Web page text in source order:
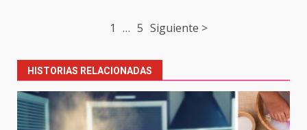
1 … 5 Siguiente >
HISTORIAS RELACIONADAS